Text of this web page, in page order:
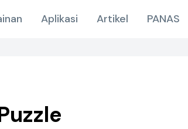
Aplikasi Artikel PANAS